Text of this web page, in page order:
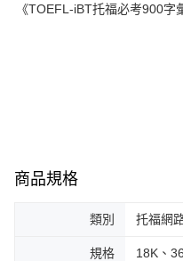
《TOEFL-iBT托福必考900字
商品規格
類別 托福網
規格 18K、